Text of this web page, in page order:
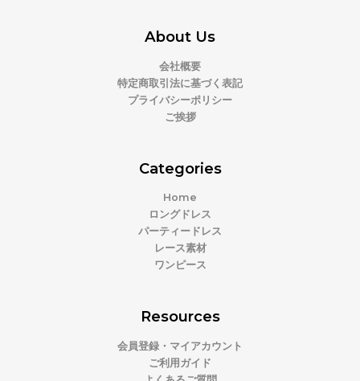
About Us
会社概要
特定商取引法に基づく表記
プライバシーポリシー
ご挨拶
Categories
Home
ロングドレス
パーティードレス
レース素材
ワンピース
Resources
会員登録・マイアカウント
ご利用ガイド